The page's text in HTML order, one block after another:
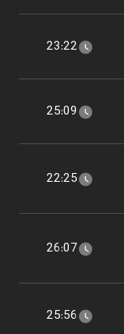
23:22
25:09
22:25
26:07
25:56